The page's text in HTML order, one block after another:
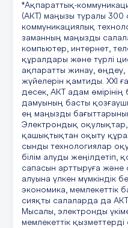
*Ақпараттық-
(АКТ) маңызы туралы 300
коммуникациялық
заманның маңызды
компьютер, интернет,
құралдары және түрлі
ақпаратты жинау, өңдеу,
жүйелерін қамтиды. ХХІ
десек, АКТ адам
дамуының басты
ең маңызды бағыттарының
Электрондық
қашықтықтан оқыту
сынды технологиялар
білім алуды жеңілдетіп,
сапасын арттыруға және
алуына үлкен мүмкіндік
экономика, мемлекеттік
сияқты салаларда да
Мысалы, электронды
мемлекеттік қызметтерді